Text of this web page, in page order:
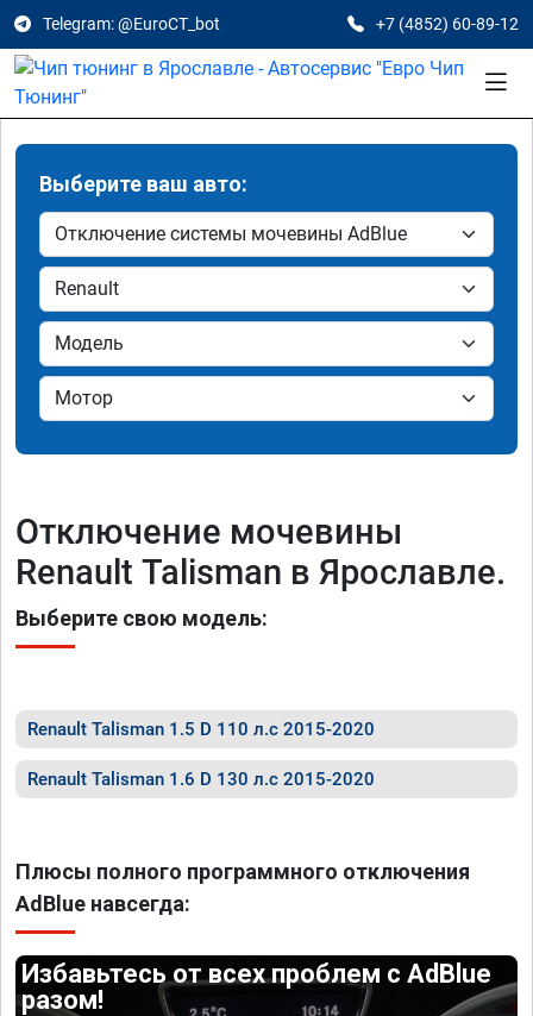
Telegram: @EuroCT_bot +7 (4852) 60-89-12
Выберите ваш авто:
Отключение мочевины
Renault Таlismаn в Ярославле.
Выберите свою модель:
Renault Таlismаn 1.5 D 110 л.с 2015-2020
Renault Таlismаn 1.6 D 130 л.с 2015-2020
Плюсы полного программного отключения
AdBlue навсегда:
Избавьтесь от всех проблем с AdBlue
разом!